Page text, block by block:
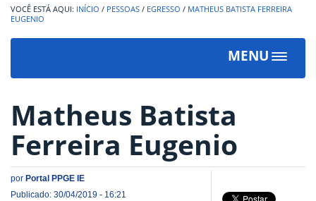
INÍCIO / PESSOAS / EGRESSO / MATHEUS BATISTA FERREIRA
EUGENIO
MENU
Toggle
Matheus Batista
Ferreira Eugenio
por Portal PPGE IE
Publicado: 30/04/2019 - 16:21